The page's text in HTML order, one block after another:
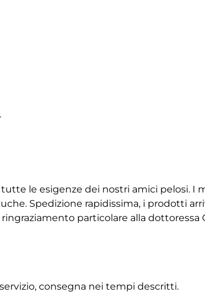
le esigenze dei nostri amici pelosi. I
Spedizione rapidissima, i prodotti
particolare alla dottoressa
consegna nei tempi descritti.